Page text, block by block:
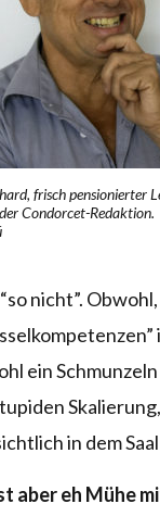
frisch pensionierter
Condorcet-Redaktion.
nicht”.
ein
in dem
aber eh Mühe